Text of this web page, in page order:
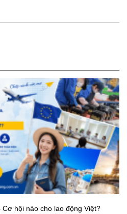
hội nào cho lao động Việt?